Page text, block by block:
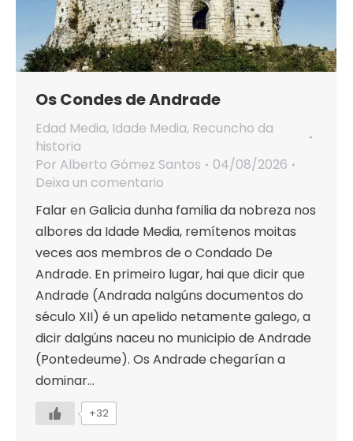
Os Condes de Andrade
Edad Media, Idade Media, Recuncho da
historia
Por Alberto Gómez Santos
04/08/2026
Deixa un comentario
Falar en Galicia dunha familia da nobreza nos
albores da Idade Media, remítenos moitas
veces aos membros de o Condado De
Andrade. En primeiro lugar, hai que dicir que
Andrade (Andrada nalgúns documentos do
século XII) é un apelido netamente galego, a
dicir dalgúns naceu no municipio de Andrade
(Pontedeume). Os Andrade chegarían a
dominar…
+32